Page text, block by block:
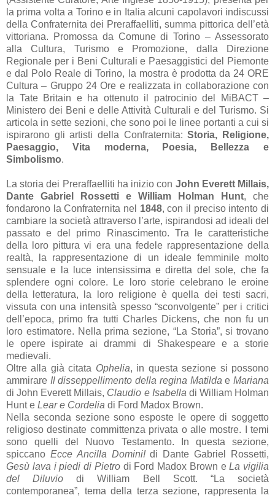
la prima volta a Torino e in Italia alcuni capolavori indiscussi
della Confraternita dei Preraffaelliti, summa pittorica dell’età
vittoriana. Promossa da Comune di Torino – Assessorato
alla Cultura, Turismo e Promozione, dalla Direzione
Regionale per i Beni Culturali e Paesaggistici del Piemonte
e dal Polo Reale di Torino, la mostra è prodotta da 24 ORE
Cultura – Gruppo 24 Ore e realizzata in collaborazione con
la Tate Britain e ha ottenuto il patrocinio del MiBACT –
Ministero dei Beni e delle Attività Culturali e del Turismo. Si
articola in sette sezioni, che sono poi le linee portanti a cui si
ispirarono gli artisti della Confraternita:Storia, Religione,
Paesaggio, Vita moderna, Poesia, Bellezza e
Simbolismo.
La storia dei Preraffaelliti ha inizio con John Everett Millais,
Dante Gabriel Rossetti e William Holman Hunt, che
fondarono la Confraternita nel 1848, con il preciso intento di
cambiare la società attraverso l’arte, ispirandosi ad ideali del
passato e del primo Rinascimento. Tra le caratteristiche
della loro pittura vi era una fedele rappresentazione della
realtà, la rappresentazione di un ideale femminile molto
sensuale e la luce intensissima e diretta del sole, che fa
splendere ogni colore. Le loro storie celebrano le eroine
della letteratura, la loro religione è quella dei testi sacri,
vissuta con una intensità spesso “sconvolgente” per i critici
dell’epoca, primo fra tutti Charles Dickens, che non fu un
loro estimatore. Nella prima sezione, “La Storia”, si trovano
le opere ispirate ai drammi di Shakespeare e a storie
medievali.
Oltre alla già citata Ophelia, in questa sezione si possono
ammirare Il disseppellimento della regina Matilda eMariana
di John Everett Millais, Claudio e Isabella di William Holman
Hunt e Lear e Cordelia di Ford Madox Brown.
Nella seconda sezione sono esposte le opere di soggetto
religioso destinate committenza privata o alle mostre. I temi
sono quelli del Nuovo Testamento. In questa sezione,
spiccano Ecce Ancilla Domini!di Dante Gabriel Rossetti,
Gesù lava i piedi di Pietro di Ford Madox Brown eLa vigilia
del Diluvio di William Bell Scott. “La società
contemporanea”, tema della terza sezione, rappresenta la